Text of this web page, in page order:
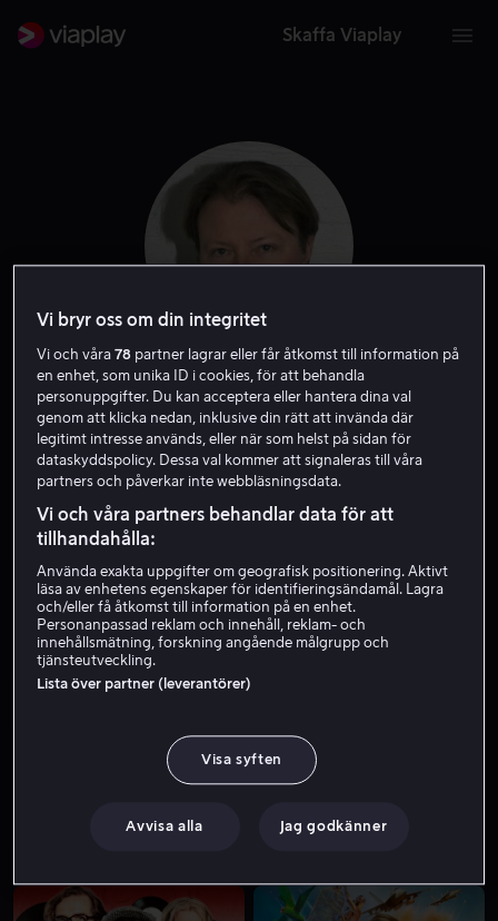
Skaffa Viaplay
Kari Hietalahti
Skådespelare Röst
Vi bryr oss om din integritet
Vi och våra78 partner lagrar eller får åtkomst till information på
en enhet, som unika ID i cookies, för att behandla
personuppgifter. Du kan acceptera eller hantera dina val
genom att klicka nedan, inklusive din rätt att invända där
legitimt intresse används, eller när som helst på sidan för
dataskyddspolicy. Dessa val kommer att signaleras till våra
partners och påverkar inte webbläsningsdata.
Vi och våra partners behandlar data för att
tillhandahålla:
Använda exakta uppgifter om geografisk positionering. Aktivt
läsa av enhetens egenskaper för identifieringsändamål. Lagra
och/eller få åtkomst till information på en enhet.
Personanpassad reklam och innehåll, reklam- och
innehållsmätning, forskning angående målgrupp och
tjänsteutveckling.
Lista över partner (leverantörer)
Visa syften
Avvisa alla Jag godkänner